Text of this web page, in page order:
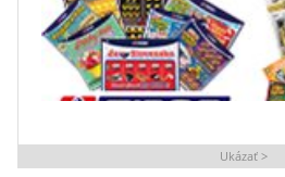
Ukázať >